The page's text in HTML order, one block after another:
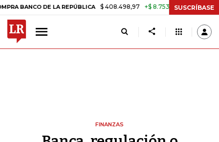
DE LA REPÚBLICA $ 408.498,97 +$ 8.753,81 +2,19% TASA
SUSCRÍBASE
FINANZAS